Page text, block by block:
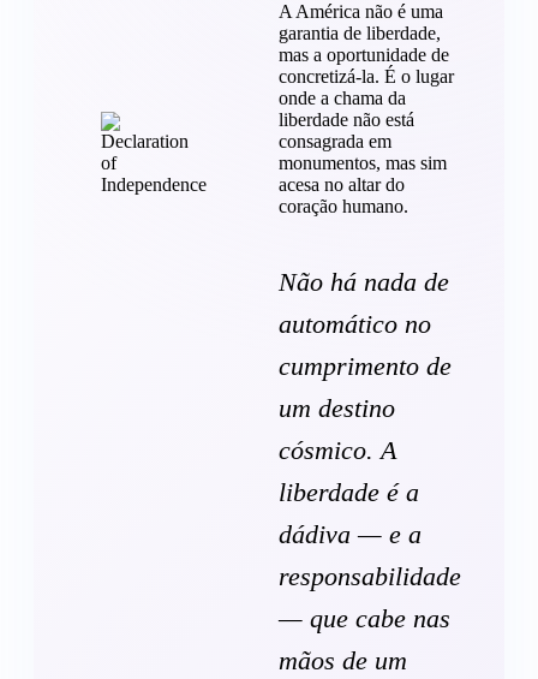
A América não é uma
garantia de liberdade,
mas a oportunidade de
concretizá-la. É o lugar
onde a chama da
liberdade não está
consagrada em
monumentos, mas sim
acesa no altar do
coração humano.
Não há nada de
automático no
cumprimento de
um destino
cósmico. A
liberdade é a
dádiva — e a
responsabilidade
— que cabe nas
mãos de um